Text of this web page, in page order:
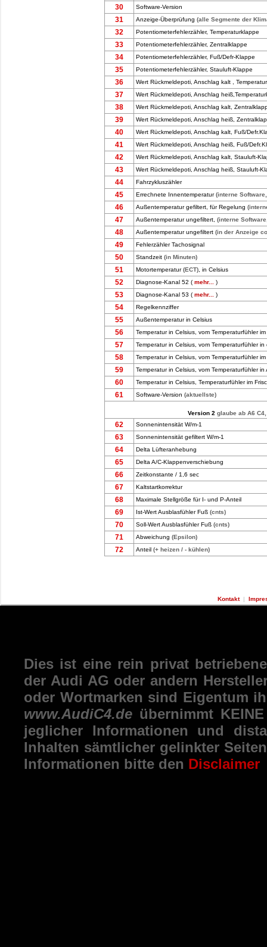
30 Software-Version
31 Anzeige-Überprüfung (alle Segmente der
32 Potentiometerfehlerzähler, Temperaturklappe
33 Potentiometerfehlerzähler, Zentralklappe
34 Potentiometerfehlerzähler, Fuß/Defr-Klappe
35 Potentiometerfehlerzähler, Stauluft-Klappe
36 Wert Rückmeldepoti, Anschlag kalt ,
37 Wert Rückmeldepoti, Anschlag
38 Wert Rückmeldepoti, Anschlag kalt,
39 Wert Rückmeldepoti, Anschlag heiß,
40 Wert Rückmeldepoti, Anschlag kalt, Fuß/
41 Wert Rückmeldepoti, Anschlag heiß, Fuß/
42 Wert Rückmeldepoti, Anschlag kalt, Stauluft-
43 Wert Rückmeldepoti, Anschlag heiß, Stauluft-
44 Fahrzykluszähler
45 Errechnete Innentemperatur(interne
46 Außentemperatur gefiltert, für Regelung
47 Außentemperatur ungefiltert, (interne
48 Außentemperatur ungefiltert (in der Anzeige
49 Fehlerzähler Tachosignal
50 Standzeit (in Minuten)
51 Motortemperatur(ECT) , in Celsius
52 Diagnose-Kanal 52 ( mehr... )
53 Diagnose-Kanal 53 ( mehr... )
54 Regelkennziffer
55 Außentemperatur in Celsius
56 Temperatur in Celsius, vom Temperaturfühler
57 Temperatur in Celsius, vom Temperaturfühler
58 Temperatur in Celsius, vom Temperaturfühler
59 Temperatur in Celsius, vom Temperaturfühler in
60 Temperatur in Celsius, Temperaturfühler im
61 Software-Version (aktuellste)
Version 2 glaube ab A6
62 Sonnenintensität W/m-1
63 Sonnenintensität gefiltert W/m-1
64 Delta Lüfteranhebung
65 Delta A/C-Klappenverschiebung
66 Zeitkonstante / 1,6 sec
67 Kaltstartkorrektur
68 Maximale Stellgröße für I- und P-Anteil
69 Ist-Wert Ausblasfühler Fuß (cnts)
70 Soll-Wert Ausblasfühler Fuß (cnts)
71 Abweichung (Epsilon)
72 Anteil (+ heizen / - kühlen)
Kontakt|
Dies ist eine rein privat
der Audi AG oder andern
oder Wortmarken sind Eigentum
www.AudiC4.de übernimmt
jeglicher Informationen und
Inhalten sämtlicher gelinkter
Informationen bitte den Disclaimer